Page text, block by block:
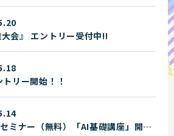
大会』 エントリー受付中!!
リー開始！！
教師対象 情報教育セミナー（無料）「AI基礎講座」開催のお知らせ